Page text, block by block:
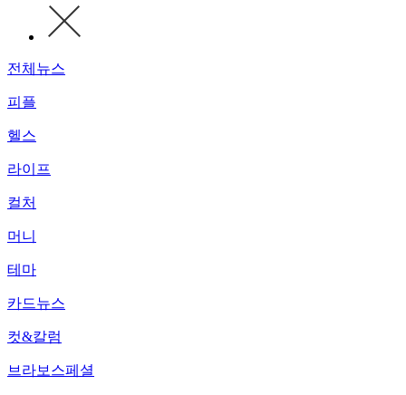
전체뉴스
피플
헬스
라이프
컬처
머니
테마
카드뉴스
컷&칼럼
브라보스페셜